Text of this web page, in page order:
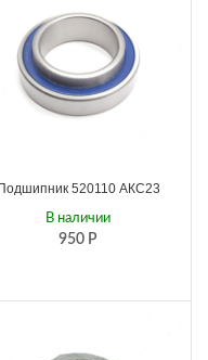
520110 АКС23
950 Р
В наличии